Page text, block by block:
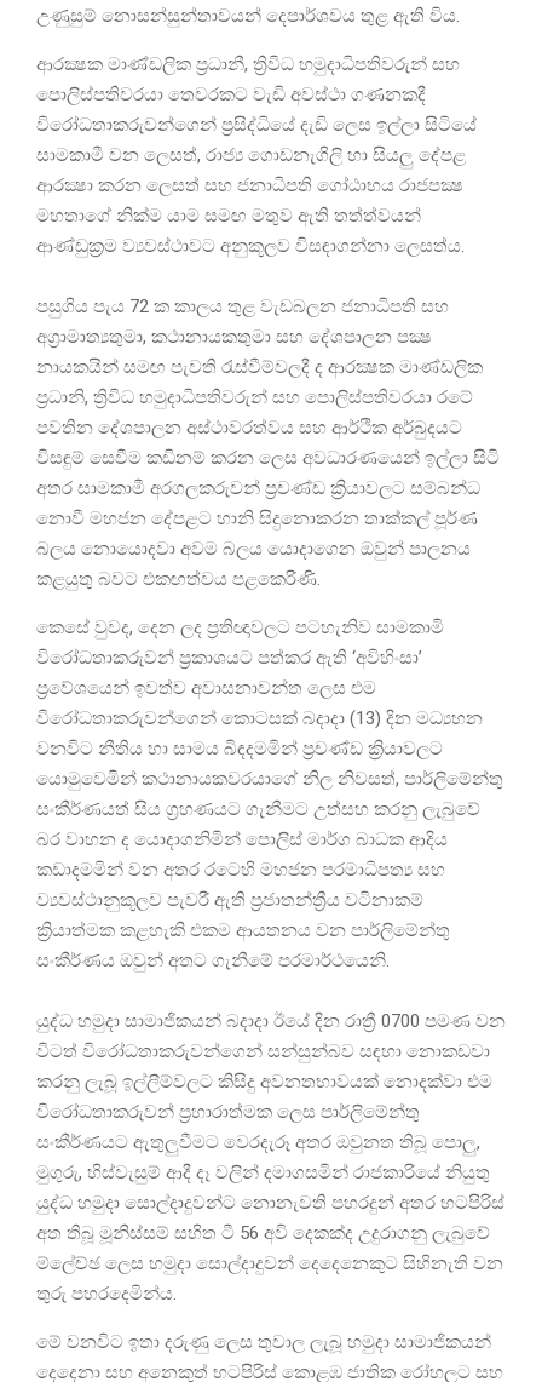
උණුසුම් නොසන්සුන්තාවයන් දෙපාර්ශවය තුළ ඇති විය.
ආරක්‍ෂක මාණ්ඩලික ප්‍රධානී, ත්‍රිවිධ හමුදාධිපතිවරුන් සහ
පොලිස්පතිවරයා තෙවරකට වැඩි අවස්ථා ගණනකදී
විරෝධතාකරුවන්ගෙන් ප්‍රසිද්ධියේ දැඩි ලෙස ඉල්ලා සිටියේ
සාමකාමී වන ලෙසත්, රාජ්‍ය ගොඩනැගිලි හා සියලු දේපළ
ආරක්‍ෂා කරන ලෙසත් සහ ජනාධිපති ගෝඨාභය රාජපක්‍ෂ
මහතාගේ නික්ම යාම සමඟ මතුව ඇති තත්ත්වයන්
ආණ්ඩුක්‍රම ව්‍යවස්ථාවට අනුකූලව විසඳාගන්නා ලෙසත්ය.
පසුගිය පැය 72 ක කාලය තුළ වැඩබලන ජනාධිපති සහ
අග්‍රාමාත්‍යතුමා, කථානායකතුමා සහ දේශපාලන පක්‍ෂ
නායකයින් සමඟ පැවති රැස්වීම්වලදී ද ආරක්‍ෂක මාණ්ඩලික
ප්‍රධානි, ත්‍රිවිධ හමුදාධිපතිවරුන් සහ පොලිස්පතිවරයා රටේ
පවතින දේශපාලන අස්ථාවරත්වය සහ ආර්ථික අර්බුදයට
විසඳුම් සෙවීම කඩිනම් කරන ලෙස අවධාරණයෙන් ඉල්ලා සිටි
අතර සාමකාමී අරගලකරුවන් ප්‍රචණ්ඩ ක්‍රියාවලට සම්බන්ධ
නොවී මහජන දේපළට හානි සිදුනොකරන තාක්කල් පූර්ණ
බලය නොයොදවා අවම බලය යොදාගෙන ඔවුන් පාලනය
කළයුතු බවට එකඟත්වය පළකෙරිණි.
කෙසේ වුවද, දෙන ලද ප්‍රතිඥාවලට පටහැනිව සාමකාමි
විරෝධතාකරුවන් ප්‍රකාශයට පත්කර ඇති ‘අවිහිංසා’
ප්‍රවේශයෙන් ඉවත්ව අවාසනාවන්ත ලෙස එම
විරෝධතාකරුවන්ගෙන් කොටසක් බදාදා (13) දින මධ්‍යහන
වනවිට නීතිය හා සාමය බිඳදමමින් ප්‍රචණ්ඩ ක්‍රියාවලට
යොමුවෙමින් කථානායකවරයාගේ නිල නිවසත්, පාර්ලිමේන්තු
සංකීර්ණයත් සිය ග්‍රහණයට ගැනීමට උත්සහ කරනු ලැබුවේ
බර වාහන ද යොදාගනිමින් පොලිස් මාර්ග බාධක ආදිය
කඩාදමමින් වන අතර රටෙහි මහජන පරමාධිපත්‍ය සහ
ව්‍යවස්ථානුකූලව පැවරී ඇති ප්‍රජාතන්ත්‍රීය වටිනාකම්
ක්‍රියාත්මක කළහැකි එකම ආයතනය වන පාර්ලිමේන්තු
සංකීර්ණය ඔවුන් අතට ගැනීමේ පරමාර්ථයෙනි.
යුද්ධ හමුදා සාමාජිකයන් බදාදා ඊයේ දින රාත්‍රී 0700 පමණ වන
විටත් විරෝධතාකරුවන්ගෙන් සන්සුන්බව සඳහා නොකඩවා
කරනු ලැබූ ඉල්ලීම්වලට කිසිදු අවනතභාවයක් නොදක්වා එම
විරෝධතාකරුවන් ප්‍රහාරාත්මක ලෙස පාර්ලිමේන්තු
සංකීර්ණයට ඇතුලුවීමට වෙරදැරූ අතර ඔවුනත තිබූ පොලු,
මුගුරු, හිස්වැසුම් ආදී දෑ වලින් දමාගසමින් රාජකාරියේ නියුතු
යුද්ධ හමුදා සොල්දාදුවන්ට නොනැවති පහරදුන් අතර භටපිරිස්
අත තිබූ මූනිස්සම් සහිත ටී 56 අවි දෙකක්ද උදුරාගනු ලැබුවේ
ම්ලේච්ඡ ලෙස හමුදා සොල්දාදුවන් දෙදෙනෙකුට සිහිනැති වන
තුරු පහරදෙමින්ය.
මේ වනවිට ඉතා දරුණු ලෙස තුවාල ලැබූ හමුදා සාමාජිකයන්
දෙදෙනා සහ අනෙකුත් භටපිරිස් කොළඹ ජාතික රෝහලට සහ